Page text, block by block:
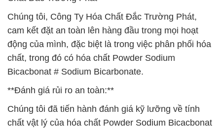
Chúng tôi, Công Ty Hóa Chất Đắc Trường Phát,
cam kết đặt an toàn lên hàng đầu trong mọi hoạt
động của mình, đặc biệt là trong việc phân phối hóa
chất, trong đó có hóa chất Powder Sodium
Bicacbonat # Sodium Bicarbonate.
**Đánh giá rủi ro an toàn:**
Chúng tôi đã tiến hành đánh giá kỹ lưỡng về tính
chất vật lý của hóa chất Powder Sodium Bicacbonat